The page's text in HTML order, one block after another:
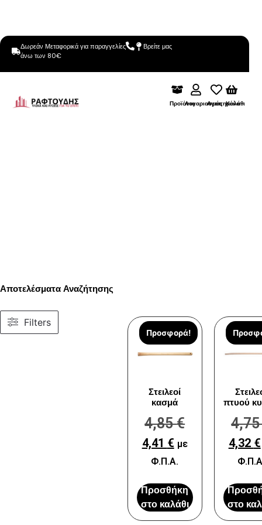
Δωρεάν Μεταφορικά για παραγγελίες
άνω των 80€
Βρείτε μας
ΠροϊόνταΛογαριασμόςΑγαπημένα
Καλάθι
Αποτελέσματα Αναζήτησης
Filters
Προσφορά!
Στειλεοί
κασμά
4,85€
4,41 € με
Φ.Π.Α.
Προσθήκη
στο καλάθι
πτυού
4,32 €
στο